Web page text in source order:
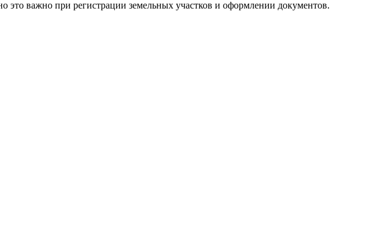
важно при регистрации земельных участков и оформлении документов.